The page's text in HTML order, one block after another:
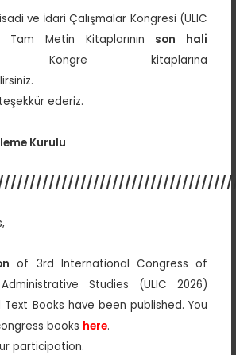
ve İdari Çalışmalar Kongresi (ULIC
Metin Kitaplarının son hali
Kongre kitaplarına
teşekkür ederiz.
Kurulu
of 3rd International Congress of
Studies (ULIC 2026)
Books have been published. You
books here.
participation.